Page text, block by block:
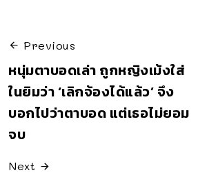
Previous
หนุ่มตาบอดเล่า ถูกหญิงเม้งใส่
ในยิมว่า ‘เลิกจ้องได้แล้ว’ จึง
บอกไปว่าตาบอด แต่เธอไม่ยอม
จบ
Next